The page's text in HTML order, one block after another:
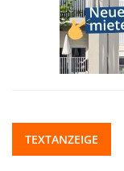
TEXTANZEIGE